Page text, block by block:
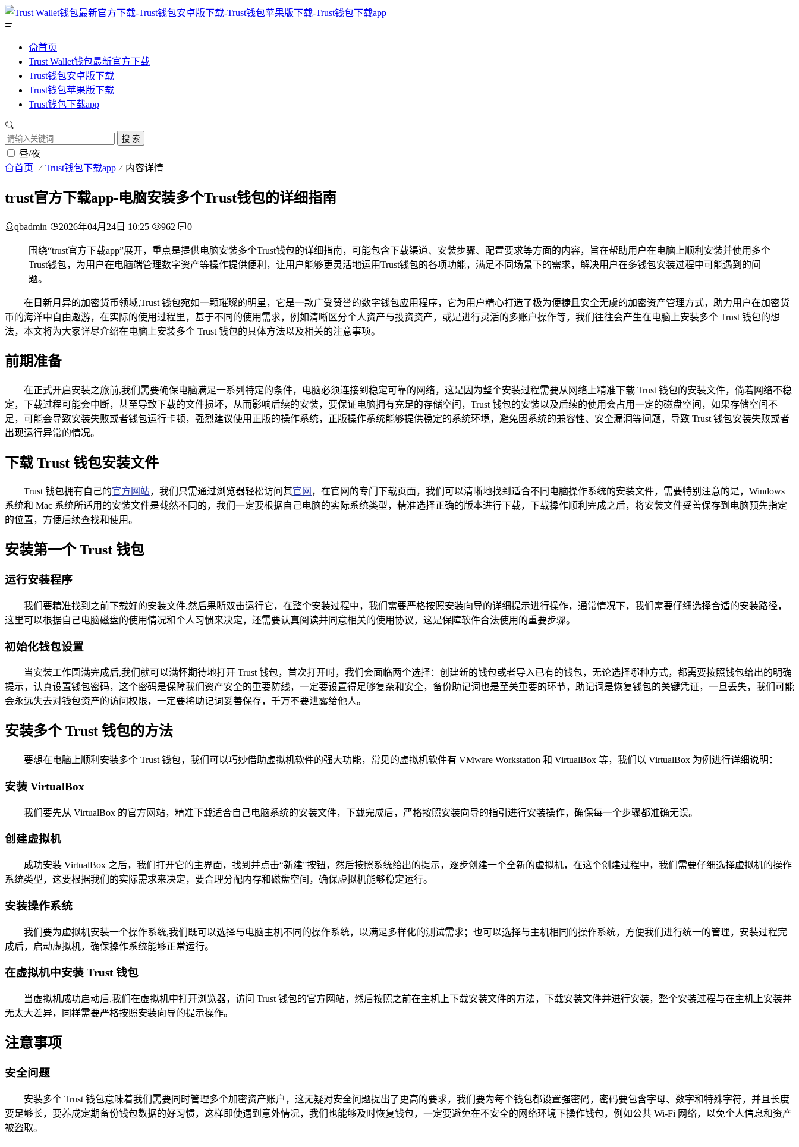
首页
Trust Wallet钱包最新官方下载
Trust钱包安卓版下载
Trust钱包苹果版下载
Trust钱包下载app
搜 索
昼/夜
首页 Trust钱包下载app 内容详情
trust官方下载app-电脑安装多个Trust钱包的详细指南
qbadmin 2026年04月24日 10:25 962 0
围绕“trust官方下载app”展开，重点是提供电脑安装多个Trust钱包的详细指南，可能包含下载渠道、安装步骤、配置要求等方面的内容，旨在帮助用户在电脑上顺利安装并使用多个
Trust钱包，为用户在电脑端管理数字资产等操作提供便利，让用户能够更灵活地运用Trust钱包的各项功能，满足不同场景下的需求，解决用户在多钱包安装过程中可能遇到的问
题。
在日新月异的加密货币领域,Trust 钱包宛如一颗璀璨的明星，它是一款广受赞誉的数字钱包应用程序，它为用户精心打造了极为便捷且安全无虞的加密资产管理方式，助力用户在加密货
币的海洋中自由遨游，在实际的使用过程里，基于不同的使用需求，例如清晰区分个人资产与投资资产，或是进行灵活的多账户操作等，我们往往会产生在电脑上安装多个 Trust 钱包的想
法，本文将为大家详尽介绍在电脑上安装多个 Trust 钱包的具体方法以及相关的注意事项。
前期准备
在正式开启安装之旅前,我们需要确保电脑满足一系列特定的条件，电脑必须连接到稳定可靠的网络，这是因为整个安装过程需要从网络上精准下载 Trust 钱包的安装文件，倘若网络不稳
定，下载过程可能会中断，甚至导致下载的文件损坏，从而影响后续的安装，要保证电脑拥有充足的存储空间，Trust 钱包的安装以及后续的使用会占用一定的磁盘空间，如果存储空间不
足，可能会导致安装失败或者钱包运行卡顿，强烈建议使用正版的操作系统，正版操作系统能够提供稳定的系统环境，避免因系统的兼容性、安全漏洞等问题，导致 Trust 钱包安装失败或者
出现运行异常的情况。
下载 Trust 钱包安装文件
Trust 钱包拥有自己的官方网站，我们只需通过浏览器轻松访问其官网 ，在官网的专门下载页面，我们可以清晰地找到适合不同电脑操作系统的安装文件，需要特别注意的是，Windows
系统和 Mac 系统所适用的安装文件是截然不同的，我们一定要根据自己电脑的实际系统类型，精准选择正确的版本进行下载，下载操作顺利完成之后，将安装文件妥善保存到电脑预先指定
的位置，方便后续查找和使用。
安装第一个 Trust 钱包
运行安装程序
我们要精准找到之前下载好的安装文件,然后果断双击运行它，在整个安装过程中，我们需要严格按照安装向导的详细提示进行操作，通常情况下，我们需要仔细选择合适的安装路径，
这里可以根据自己电脑磁盘的使用情况和个人习惯来决定，还需要认真阅读并同意相关的使用协议，这是保障软件合法使用的重要步骤。
初始化钱包设置
当安装工作圆满完成后,我们就可以满怀期待地打开 Trust 钱包，首次打开时，我们会面临两个选择：创建新的钱包或者导入已有的钱包，无论选择哪种方式，都需要按照钱包给出的明确
提示，认真设置钱包密码，这个密码是保障我们资产安全的重要防线，一定要设置得足够复杂和安全，备份助记词也是至关重要的环节，助记词是恢复钱包的关键凭证，一旦丢失，我们可能
会永远失去对钱包资产的访问权限，一定要将助记词妥善保存，千万不要泄露给他人。
安装多个 Trust 钱包的方法
要想在电脑上顺利安装多个 Trust 钱包，我们可以巧妙借助虚拟机软件的强大功能，常见的虚拟机软件有 VMware Workstation 和 VirtualBox 等，我们以 VirtualBox 为例进行详细说明：
安装 VirtualBox
我们要先从 VirtualBox 的官方网站，精准下载适合自己电脑系统的安装文件，下载完成后，严格按照安装向导的指引进行安装操作，确保每一个步骤都准确无误。
创建虚拟机
成功安装 VirtualBox 之后，我们打开它的主界面，找到并点击“新建”按钮，然后按照系统给出的提示，逐步创建一个全新的虚拟机，在这个创建过程中，我们需要仔细选择虚拟机的操作
系统类型，这要根据我们的实际需求来决定，要合理分配内存和磁盘空间，确保虚拟机能够稳定运行。
安装操作系统
我们要为虚拟机安装一个操作系统,我们既可以选择与电脑主机不同的操作系统，以满足多样化的测试需求；也可以选择与主机相同的操作系统，方便我们进行统一的管理，安装过程完
成后，启动虚拟机，确保操作系统能够正常运行。
在虚拟机中安装 Trust 钱包
当虚拟机成功启动后,我们在虚拟机中打开浏览器，访问 Trust 钱包的官方网站，然后按照之前在主机上下载安装文件的方法，下载安装文件并进行安装，整个安装过程与在主机上安装并
无太大差异，同样需要严格按照安装向导的提示操作。
注意事项
安全问题
安装多个 Trust 钱包意味着我们需要同时管理多个加密资产账户，这无疑对安全问题提出了更高的要求，我们要为每个钱包都设置强密码，密码要包含字母、数字和特殊字符，并且长度
要足够长，要养成定期备份钱包数据的好习惯，这样即使遇到意外情况，我们也能够及时恢复钱包，一定要避免在不安全的网络环境下操作钱包，例如公共 Wi-Fi 网络，以免个人信息和资产
被盗取。